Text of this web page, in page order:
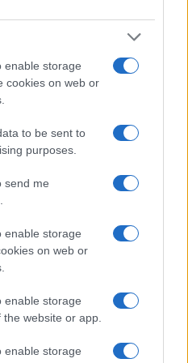
enable storage
cookies on web or
to be sent to
purposes.
send me
enable storage
on web or
enable storage
website or app.
enable storage
In altre parole:
è fare la previsione
abbia ipotizzato il
piattaforme che lo
una demo da qui
vittoria!
di rally che (soprattutto) di
ai trader.Rinunciare
calo dei prezzi è un errore
Tutti i trader
proprio per sfruttare